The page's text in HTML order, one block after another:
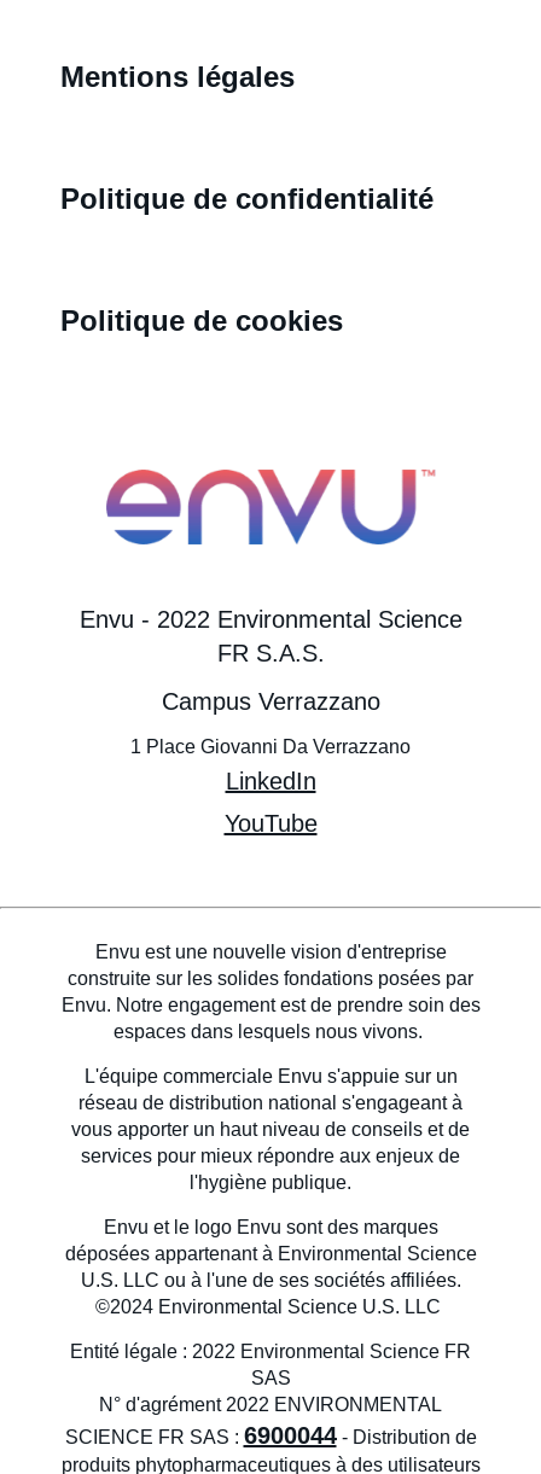
Newsletter
Mentions légales
Politique de confidentialité
Politique de cookies
Envu - 2022 Environmental Science
FR S.A.S.
Campus Verrazzano
1 Place Giovanni Da Verrazzano
LinkedIn
YouTube
Envu est une nouvelle vision d'entreprise
construite sur les solides fondations posées par
Envu. Notre engagement est de prendre soin des
espaces dans lesquels nous vivons.
L'équipe commerciale Envu s'appuie sur un
réseau de distribution national s'engageant à
vous apporter un haut niveau de conseils et de
services pour mieux répondre aux enjeux de
l'hygiène publique.
Envu et le logo Envu sont des marques
déposées appartenant à Environmental Science
U.S. LLC ou à l'une de ses sociétés affiliées.
©2024 Environmental Science U.S. LLC
Entité légale : 2022 Environmental Science FR
SAS
N° d'agrément 2022 ENVIRONMENTAL
SCIENCE FR SAS : 6900044- Distribution de
produits phytopharmaceutiques à des utilisateurs